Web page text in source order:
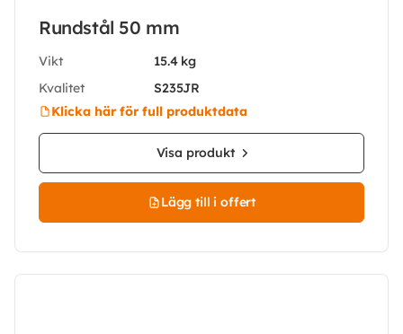
Rundstål 50 mm
Vikt
15.4 kg
Kvalitet
S235JR
Klicka här för full produktdata
Visa produkt
Lägg till i offert